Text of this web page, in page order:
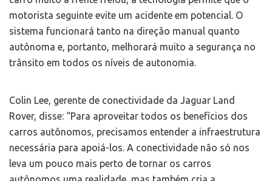
motorista seguinte evite um acidente em potencial. O
sistema funcionará tanto na direção manual quanto
autônoma e, portanto, melhorará muito a segurança no
trânsito em todos os níveis de autonomia.
Colin Lee, gerente de conectividade da Jaguar Land
Rover, disse: “Para aproveitar todos os benefícios dos
carros autônomos, precisamos entender a infraestrutura
necessária para apoiá-los. A conectividade não só nos
leva um pouco mais perto de tornar os carros